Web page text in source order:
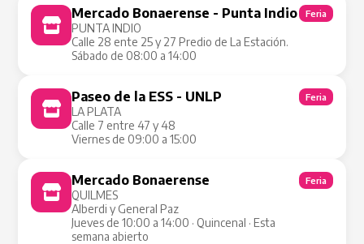
Mercado Bonaerense - Punta Indio
PUNTA INDIO
Calle 28 ente 25 y 27 Predio de La Estación.
Sábado de 08:00 a 14:00
Feria
Paseo de la ESS - UNLP
LA PLATA
Calle 7 entre 47 y 48
Viernes de 09:00 a 15:00
Feria
Mercado Bonaerense
QUILMES
Alberdi y General Paz
Jueves de 10:00 a 14:00 · Quincenal · Esta
semana abierto
Feria